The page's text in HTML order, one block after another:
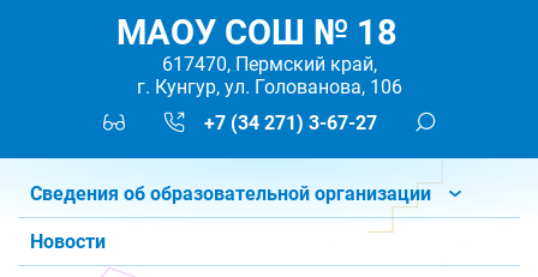
МАОУ СОШ № 18
617470, Пермский край,
г. Кунгур, ул. Голованова, 106
+7 (34 271) 3-67-27
Сведения об образовательной организации
Новости